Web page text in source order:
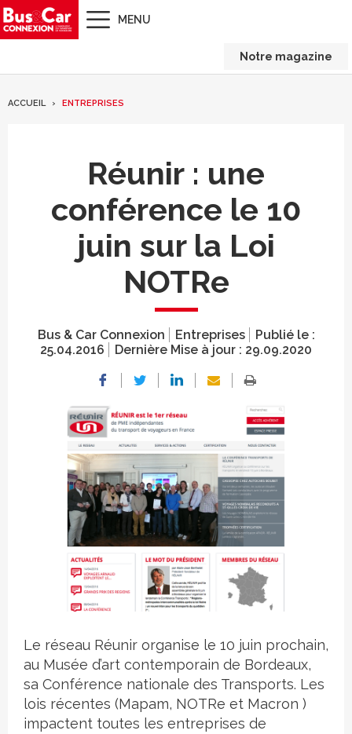
MENU
Notre magazine
ACCUEIL ENTREPRISES
Réunir : une
conférence le 10
juin sur la Loi
NOTRe
Bus & Car Connexion Entreprises
Publié le :
25.04.2016
Dernière Mise à jour : 29.09.2020
Crédit photo
Le réseau Réunir organise le 10 juin prochain,
au Musée d’art contemporain de Bordeaux,
sa Conférence nationale des Transports. Les
lois récentes (Mapam, NOTRe et Macron )
impactent toutes les entreprises de